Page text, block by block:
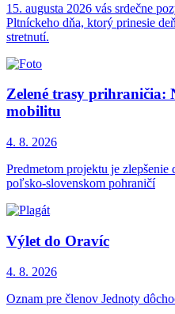
15. augusta 2026 vás srdečne
Pltníckeho dňa, ktorý prinesie
stretnutí.
Zelené trasy prihraničia:
mobilitu
4. 8. 2026
Predmetom projektu je
poľsko-slovenskom pohraničí
Výlet do Oravíc
4. 8. 2026
Oznam pre členov Jednoty